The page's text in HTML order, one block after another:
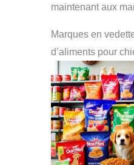
maintenant aux
Marques en
d’aliments pour